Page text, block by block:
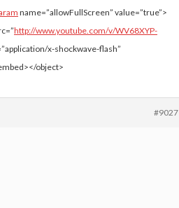
name=”allowFullScreen” value=”true”>
http://www.youtube.com/v/WV68XYP-
x-shockwave-flash”
object>
#9027